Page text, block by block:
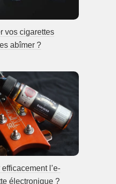
vos cigarettes
abîmer ?
l’e-
électronique ?